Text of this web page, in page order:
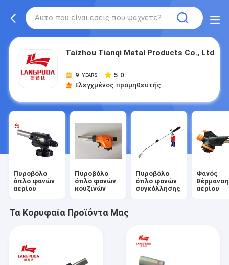
Taizhou Tianqi Metal Products Co., Ltd
9 YEARS
5.0
Ελεγχμένος προμηθευτής
Πυροβόλο
όπλο φανών
αερίου
Πυροβόλο
όπλο φανών
κουζινών
Πυροβόλο
όπλο φανών
συγκόλλησης
Φανός
αερίου
Τα Κορυφαία Προϊόντα Μας